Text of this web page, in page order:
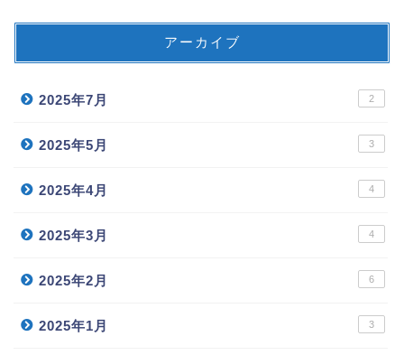
アーカイブ
2025年7月 2
2025年5月 3
2025年4月 4
2025年3月 4
2025年2月 6
2025年1月 3